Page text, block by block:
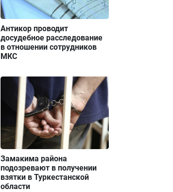
Антикор проводит
досудебное расследование
в отношении сотрудников
МКС
Замакима района
подозревают в получении
взятки в Туркестанской
области